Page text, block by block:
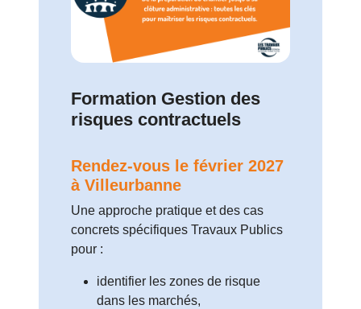
Formation Gestion des
risques contractuels
Rendez-vous le février 2027
à Villeurbanne
Une approche pratique et des cas
concrets spécifiques Travaux Publics
pour :
identifier les zones de risque
dans les marchés,